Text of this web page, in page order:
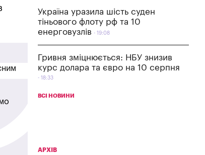
Україна уразила шість суден
тіньового флоту рф та 10
енерговузлів
19:08
Гривня зміцнюється: НБУ знизив
курс долара та євро на 10 серпня
18:33
ВСІ НОВИНИ
АРХІВ